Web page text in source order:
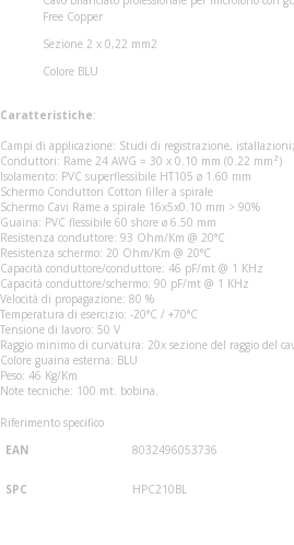
Free Copper
Sezione 2 x 0,22 mm2
Colore BLU
Caratteristiche:
Campi di applicazione: Studi di registrazione,
Conduttori: Rame 24 AWG = 30 x 0.10 mm (0.22 mm²)
Isolamento: PVC superflessibile HT105 ø 1.60 mm
Schermo Conduttori Cotton filler a spirale
Schermo Cavi Rame a spirale 16x5x0.10 mm > 90%
Guaina: PVC flessibile 60 shore ø 6.50 mm
Resistenza conduttore: 93 Ohm/Km @ 20°C
Resistenza schermo: 20 Ohm/Km @ 20°C
Capacità conduttore/conduttore: 46 pF/mt @ 1 KHz
Capacità conduttore/schermo: 90 pF/mt @ 1 KHz
Velocità di propagazione: 80 %
Temperatura di esercizio: -20°C / +70°C
Tensione di lavoro: 50 V
Raggio minimo di curvatura: 20x sezione del raggio del
Colore guaina esterna: BLU
Peso: 46 Kg/Km
Note tecniche: 100 mt. bobina.
Riferimento specifico
EAN
8032496053736
SPC HPC210BL